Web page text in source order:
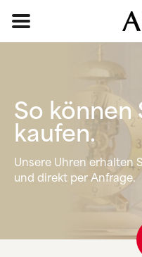
STARTSEITE
SORTIMENT
BASIC
KLASSISCH
VINTAGE
So können
kaufen.
Unsere Uhren erhalten
und direkt per Anfrage.